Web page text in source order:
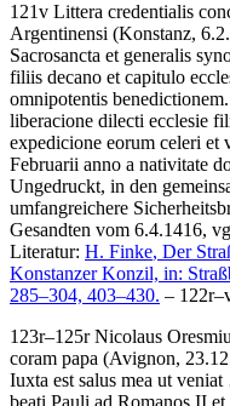
121v Littera credentialis
Argentinensi (Konstanz,
Sacrosancta et generalis
filiis decano et capitulo
omnipotentis
liberacione dilecti ecclesie
expedicione eorum celeri
Februarii anno a nativitate
Ungedruckt, in den
umfangreichere
Gesandten vom 6.4.1416,
Literatur: H. Finke, Der
Konstanzer Konzil, in:
285–304, 403–430. –
123r–125rNicolaus
coram papa (Avignon,
Iuxta est salus mea ut